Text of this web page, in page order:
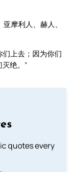
摩利人、赫人、
上去；因为你们
绝。”
quotes every